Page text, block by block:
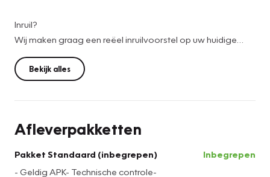
Inruil?
Wij maken graag een reëel inruilvoorstel op uw huidige
auto , stuur hiervoor een e-mail of Whatsapp met de
volgende gegevens: kenteken, kilometerstand, foto's en
eventuele bijzonderheden.
Bij Vakgarage Douwes werken wij met verschillende
klant goed kunnen helpen bij het vinden van een passende
Bekijk alles
Afleverpakketten
Pakket Standaard (inbegrepen)
- Geldig APK- Technische controle-
Inbegrepen